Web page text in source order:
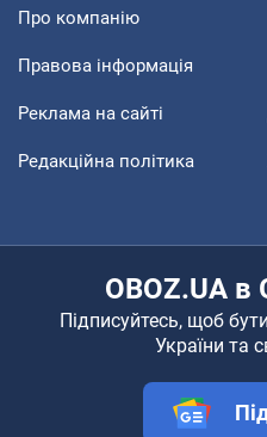
Про компанію
Правова інформація
Реклама на сайті
Редакційна політика
OBOZ.UA в
Підписуйтесь, щоб
України та